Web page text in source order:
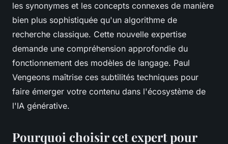
les synonymes et les concepts connexes de manière
bien plus sophistiquée qu'un algorithme de
recherche classique. Cette nouvelle expertise
demande une compréhension approfondie du
fonctionnement des modèles de langage. Paul
Vengeons maîtrise ces subtilités techniques pour
faire émerger votre contenu dans l'écosystème de
l'IA générative.
Pourquoi choisir cet expert pour